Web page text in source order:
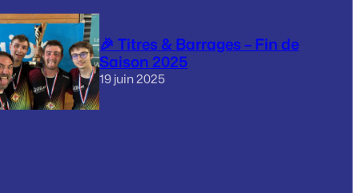
🎉 Titres & Barrages – Fin de
Saison 2025
19 juin 2025